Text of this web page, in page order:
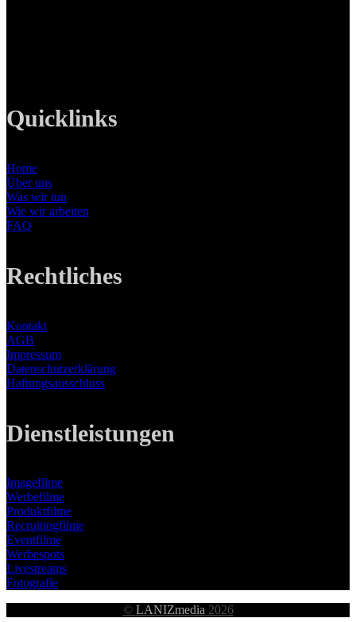
Quicklinks
Home
Über uns
Was wir tun
Wie wir arbeiten
FAQ
Rechtliches
Kontakt
AGB
Impressum
Datenschutzerklärung
Haftungsausschluss
Dienstleistungen
Imagefilme
Werbefilme
Produktfilme
Recruitingfilme
Eventfilme
Werbespots
Livestreams
Fotografie
© LANIZmedia 2026